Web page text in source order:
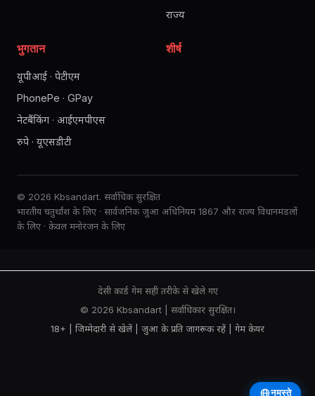
राज्य
भुगतान
यूपीआई · पेटीएम
PhonePe · GPay
नेटबैंकिंग · आईएमपीएस
रुपे · यूएसडीटी
शीर्ष
© 2026 Kbsandart. सर्वाधिक सुरक्षित
भारतीय चतुर्थांश के लिए · सार्वजनिक जुआ अधिनियम 1867 और राज्य विधानमंडलों
के लिए · केवल मनोरंजन के लिए
नमस्ते
देसी कार्ड गेम सही तरीके से खेले गए
© 2026 Kbsandart | सर्वाधिकार सुरक्षित।
18+ | जिम्मेदारी से खेलें | जुआ के प्रति जागरूक रहें| गेम केयर